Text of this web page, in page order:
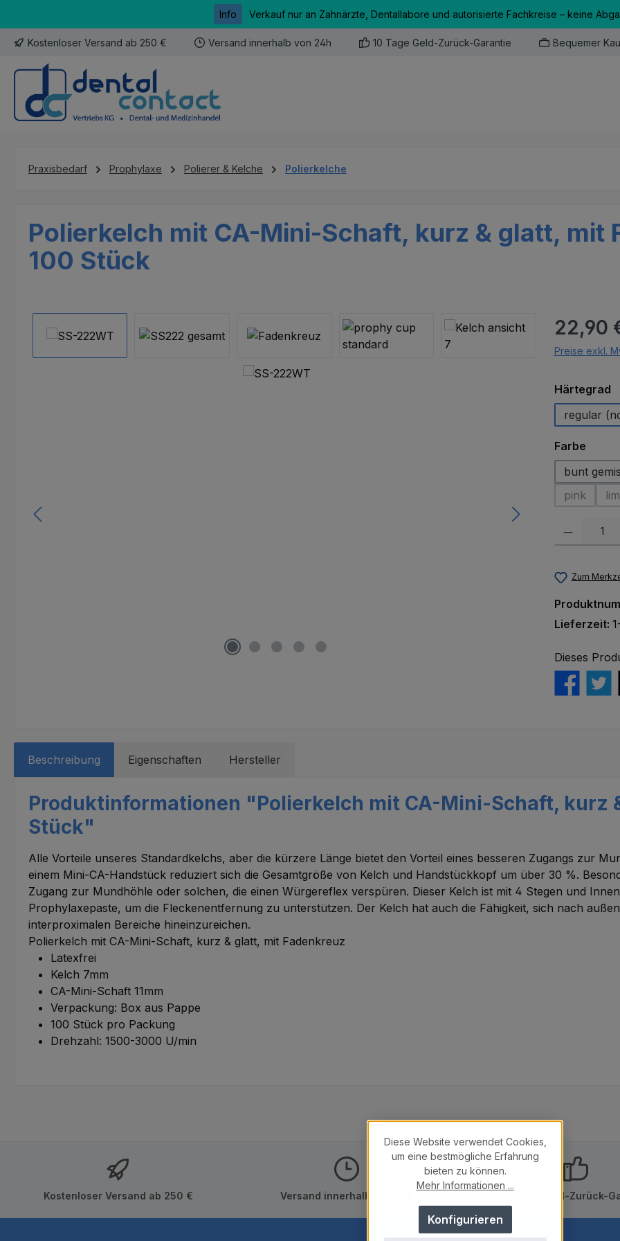
Info Verkauf nur an Zahnärzte, Dentallabore und autorisierte Fachkreise – keine
Kostenloser Versand ab 250 € Versand innerhalb von 24h 10 Tage Geld-Zurück-Garantie Bequemer
Praxisbedarf Prophylaxe Polierer & Kelche Polierkelche
Polierkelch mit CA-Mini-Schaft, kurz & glatt, mit
100 Stück
Regulärer
22,90
Preise exkl.
Härtegrad
regular
Farbe
bunt
pink
(Diese
Produkt
Zum
Lieferzeit:
Dieses
Beschreibung Eigenschaften Hersteller
Produktinformationen "Polierkelch mit CA-Mini-Schaft, kurz
Stück"
Alle Vorteile unseres Standardkelchs, aber die kürzere Länge bietet den Vorteil eines besseren Zugangs zur
einem Mini-CA-Handstück reduziert sich die Gesamtgröße von Kelch und Handstückkopf um über 30 %.
Zugang zur Mundhöhle oder solchen, die einen Würgereflex verspüren. Dieser Kelch ist mit 4 Stegen und
Prophylaxepaste, um die Fleckenentfernung zu unterstützen. Der Kelch hat auch die Fähigkeit, sich nach
interproximalen Bereiche hineinzureichen.
Polierkelch mit CA-Mini-Schaft, kurz & glatt, mit Fadenkreuz
Latexfrei
Kelch 7mm
CA-Mini-Schaft 11mm
Verpackung: Box aus Pappe
100 Stück pro Packung
Drehzahl: 1500-3000 U/min
Kostenloser Versand ab 250 € Versand innerhalb von 24h 10 Tage Geld-Zurück-
Diese Website verwendet Cookies,
um eine bestmögliche Erfahrung
bieten zu können.
Mehr Informationen ...
Konfigurieren